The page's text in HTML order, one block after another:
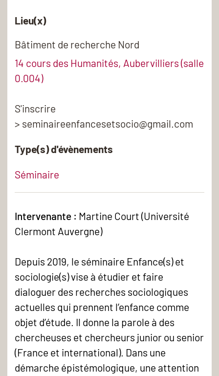
Lieu(x)
Bâtiment de recherche Nord
14 cours des Humanités, Aubervilliers (salle
0.004)
S'inscrire
> seminaireenfancesetsocio@gmail.com
Type(s) d'évènements
Séminaire
Intervenante : Martine Court (Université
Clermont Auvergne)
Depuis 2019, le séminaire Enfance(s) et
sociologie(s) vise à étudier et faire
dialoguer des recherches sociologiques
actuelles qui prennent l’enfance comme
objet d’étude. Il donne la parole à des
chercheuses et chercheurs junior ou senior
(France et international). Dans une
démarche épistémologique, une attention